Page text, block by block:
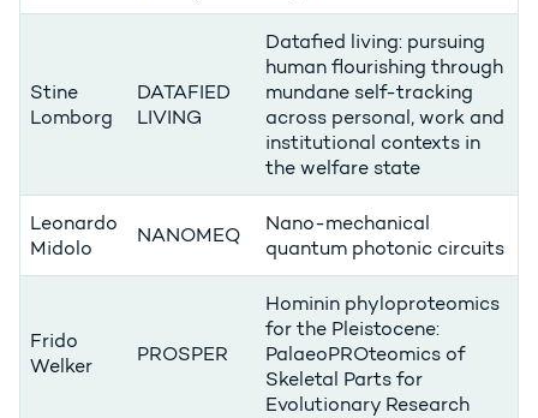
Stine
Lomborg
DATAFIED
LIVING
Datafied living: pursuing
human flourishing through
mundane self-tracking
across personal, work and
institutional contexts in
the welfare state
Leonardo
Midolo
NANOMEQ
Nano-mechanical
quantum photonic circuits
Frido
Welker
PROSPER
Hominin phyloproteomics
for the Pleistocene:
PalaeoPROteomics of
Skeletal Parts for
Evolutionary Research